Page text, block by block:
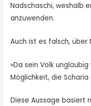
Nadschaschi, weshalb
anzuwenden.
Auch ist es falsch, über
»Da sein Volk
Möglichkeit, die Scharia
Diese Aussage basiert